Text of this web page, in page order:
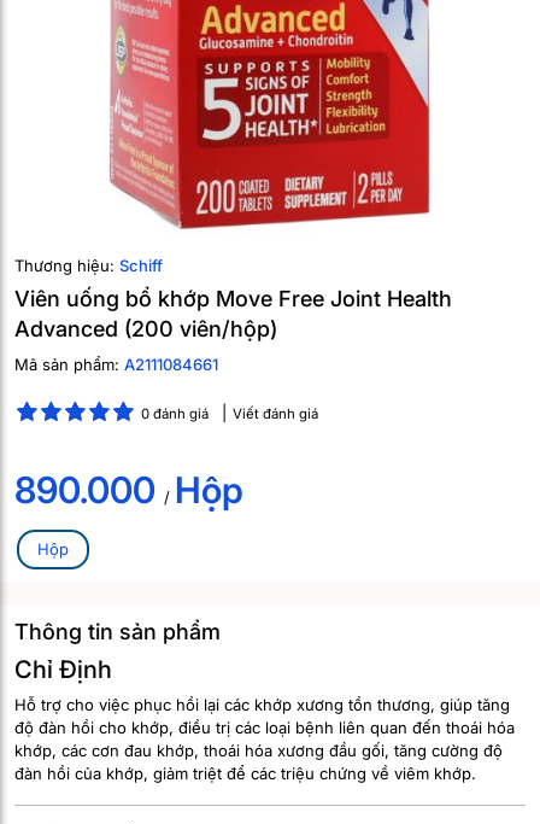
Thương hiệu: Schiff
Viên uống bổ khớp Move Free Joint Health
Advanced (200 viên/hộp)
Mã sản phẩm: A2111084661
0 đánh giá Viết đánh giá
890.000 / Hộp
Hộp
Thông tin sản phẩm
Chỉ Định
Hỗ trợ cho việc phục hồi lại các khớp xương tồn thương, giúp tăng
độ đàn hồi cho khớp, điều trị các loại bệnh liên quan đến thoái hóa
khớp, các cơn đau khớp, thoái hóa xương đầu gối, tăng cường độ
đàn hồi của khớp, giảm triệt để các triệu chứng về viêm khớp.